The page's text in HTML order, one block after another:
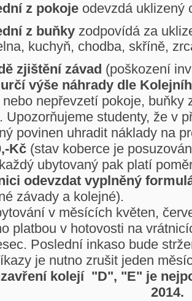
z pokoje odevzdá uklizený
z buňky zodpovídá za
kuchyň, chodba, skříně,
zjištění závad (poškození
výše náhrady dle
nepřevzetí pokoje, buňky
Upozorňujeme studenty, že v
povinen uhradit náklady na
Kč (stav koberce je
ubytovaný pak platí
odevzdat vyplněný
závady a kolejné).
v měsících květen,
platbou v hotovosti na
Poslední inkaso bude
je nutno zrušit jeden
kolejí "D", "E" je
2014.